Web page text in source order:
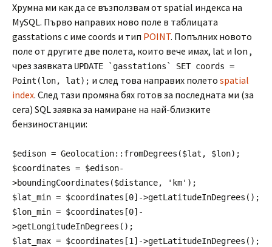
Хрумна ми как да се възползвам от spatial индекса на
MySQL. Първо направих ново поле в таблицата
gasstations с име coords и тип POINT. Попълних новото
поле от другите две полета, които вече имах, lat и lon ,
чрез заявката UPDATE `gasstations` SET coords =
Point(lon, lat); и след това направих полето spatial
index. След тази промяна бях готов за последната ми (за
сега) SQL заявка за намиране на най-близките
бензиностанции:
$edison = Geolocation::fromDegrees($lat, $lon);
$coordinates = $edison-
>boundingCoordinates($distance, 'km');
$lat_min = $coordinates[0]->getLatitudeInDegrees();
$lon_min = $coordinates[0]-
>getLongitudeInDegrees();
$lat_max = $coordinates[1]->getLatitudeInDegrees();